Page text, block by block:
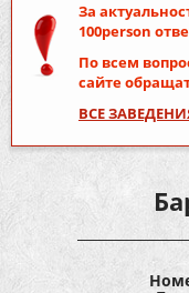
За
100person
По всем
сайте
ВСЕ